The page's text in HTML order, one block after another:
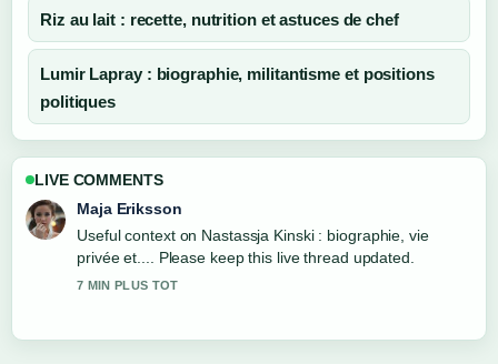
Riz au lait : recette, nutrition et astuces de chef
Lumir Lapray : biographie, militantisme et positions
politiques
LIVE COMMENTS
Noah Bennett
The reporting on Maurice Béjart : vie, maladie,
compagnon, fils... feels solid and very easy to follow.
9 MIN PLUS TOT